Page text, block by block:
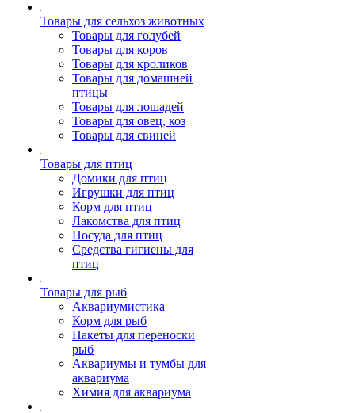
Товары для сельхоз животных
Товары для голубей
Товары для коров
Товары для кроликов
Товары для домашней
птицы
Товары для лошадей
Товары для овец, коз
Товары для свиней
Товары для птиц
Домики для птиц
Игрушки для птиц
Корм для птиц
Лакомства для птиц
Посуда для птиц
Средства гигиены для
птиц
Товары для рыб
Аквариумистика
Корм для рыб
Пакеты для переноски
рыб
Аквариумы и тумбы для
аквариума
Химия для аквариума